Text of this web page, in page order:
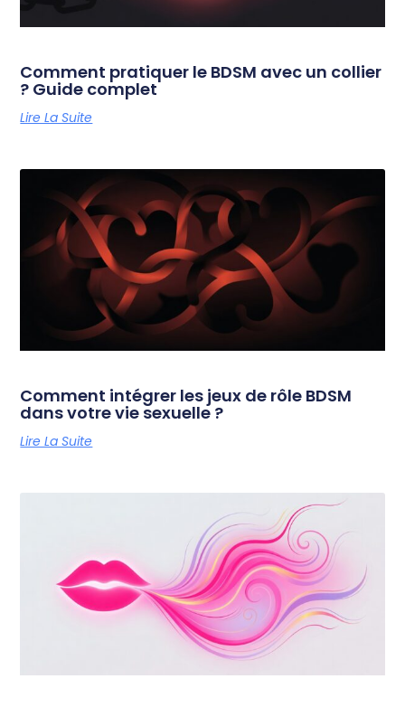
Comment pratiquer le BDSM avec un collier
? Guide complet
Lire La Suite
Comment intégrer les jeux de rôle BDSM
dans votre vie sexuelle ?
Lire La Suite